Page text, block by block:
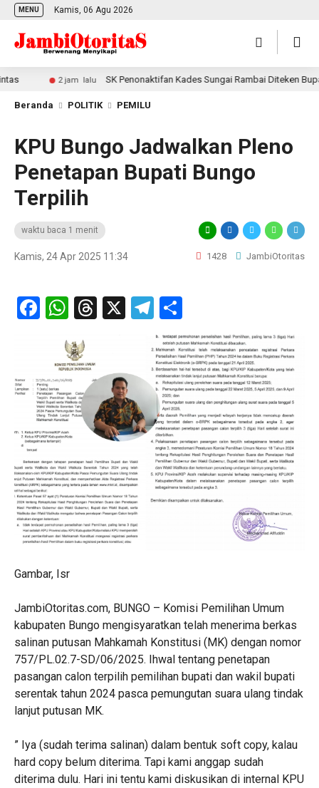
MENU Kamis, 06 Agu 2026
2 jam lalu SK Penonaktifan Kades Sungai Rambai Diteken Bupati
Beranda POLITIK PEMILU
KPU Bungo Jadwalkan Pleno
Penetapan Bupati Bungo
Terpilih
waktu baca 1 menit
Kamis, 24 Apr 2025 11:34 1428 JambiOtoritas
Facebook
WhatsApp
Threads
X Telegram
Gambar, Isr
JambiOtoritas.com, BUNGO – Komisi Pemilihan Umum
kabupaten Bungo mengisyaratkan telah menerima berkas
salinan putusan Mahkamah Konstitusi (MK) dengan nomor
757/PL.02.7-SD/06/2025. Ihwal tentang penetapan
pasangan calon terpilih pemilihan bupati dan wakil bupati
serentak tahun 2024 pasca pemungutan suara ulang tindak
lanjut putusan MK.
” Iya (sudah terima salinan) dalam bentuk soft copy, kalau
hard copy belum diterima. Tapi kami anggap sudah
diterima dulu. Hari ini tentu kami diskusikan di internal KPU